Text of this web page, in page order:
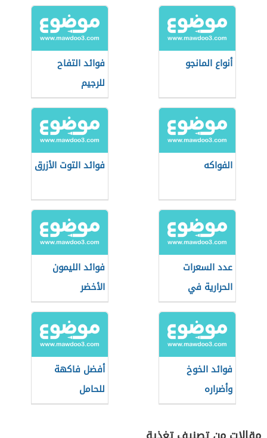
أنواع المانجو
فوائد التفاح
للرجيم
الفواكه فوائد التوت الأزرق
عدد السعرات
الحرارية في
البطيخ
فوائد الليمون
الأخضر
فوائد الخوخ
وأضراره
أفضل فاكهة
للحامل